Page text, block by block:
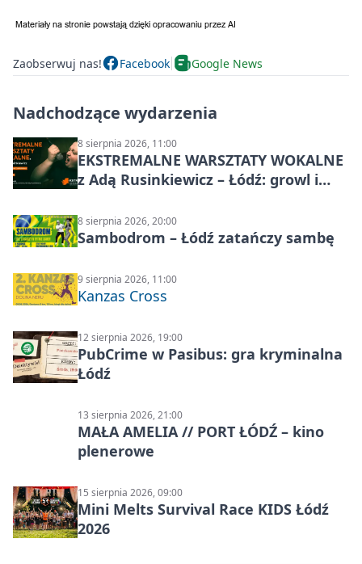
Zaobserwuj nas! Facebook Google News
Nadchodzące wydarzenia
8 sierpnia 2026, 11:00
EKSTREMALNE WARSZTATY WOKALNE
z Adą Rusinkiewicz – Łódź: growl i
8 sierpnia 2026, 20:00
Sambodrom – Łódź zatańczy sambę
9 sierpnia 2026, 11:00
Kanzas Cross
12 sierpnia 2026, 19:00
PubCrime w Pasibus: gra kryminalna
Łódź
13 sierpnia 2026, 21:00
MAŁA AMELIA // PORT ŁÓDŹ – kino
plenerowe
15 sierpnia 2026, 09:00
Mini Melts Survival Race KIDS Łódź
2026